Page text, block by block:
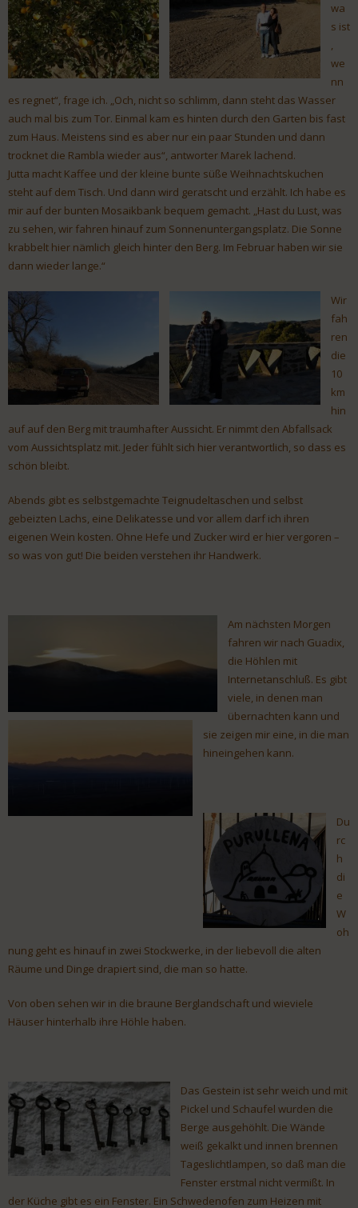
wa
s ist
,
we
nn
es regnet“, frage ich. „Och, nicht so schlimm, dann steht das Wasser
auch mal bis zum Tor. Einmal kam es hinten durch den Garten bis fast
zum Haus. Meistens sind es aber nur ein paar Stunden und dann
trocknet die Rambla wieder aus“, antworter Marek lachend.
Jutta macht Kaffee und der kleine bunte süße Weihnachtskuchen
steht auf dem Tisch. Und dann wird geratscht und erzählt. Ich habe es
mir auf der bunten Mosaikbank bequem gemacht. „Hast du Lust, was
zu sehen, wir fahren hinauf zum Sonnenuntergangsplatz. Die Sonne
krabbelt hier nämlich gleich hinter den Berg. Im Februar haben wir sie
dann wieder lange.“
Wir
fah
ren
die
10
km
hin
auf auf den Berg mit traumhafter Aussicht. Er nimmt den Abfallsack
vom Aussichtsplatz mit. Jeder fühlt sich hier verantwortlich, so dass es
schön bleibt.
Abends gibt es selbstgemachte Teignudeltaschen und selbst
gebeizten Lachs, eine Delikatesse und vor allem darf ich ihren
eigenen Wein kosten. Ohne Hefe und Zucker wird er hier vergoren –
so was von gut! Die beiden verstehen ihr Handwerk.
Am nächsten Morgen
fahren wir nach Guadix,
die Höhlen mit
Internetanschluß. Es gibt
viele, in denen man
übernachten kann und
sie zeigen mir eine, in die man
hineingehen kann.
Du
rc
h
di
e
W
oh
nung geht es hinauf in zwei Stockwerke, in der liebevoll die alten
Räume und Dinge drapiert sind, die man so hatte.
Von oben sehen wir in die braune Berglandschaft und wieviele
Häuser hinterhalb ihre Höhle haben.
Das Gestein ist sehr weich und mit
Pickel und Schaufel wurden die
Berge ausgehöhlt. Die Wände
weiß gekalkt und innen brennen
Tageslichtlampen, so daß man die
Fenster erstmal nicht vermißt. In
der Küche gibt es ein Fenster. Ein Schwedenofen zum Heizen mit